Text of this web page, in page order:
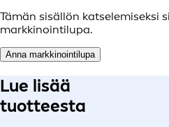
Tämän sisällön katselemiseksi
markkinointilupa.
Anna markkinointilupa
Lue lisää
tuotteesta